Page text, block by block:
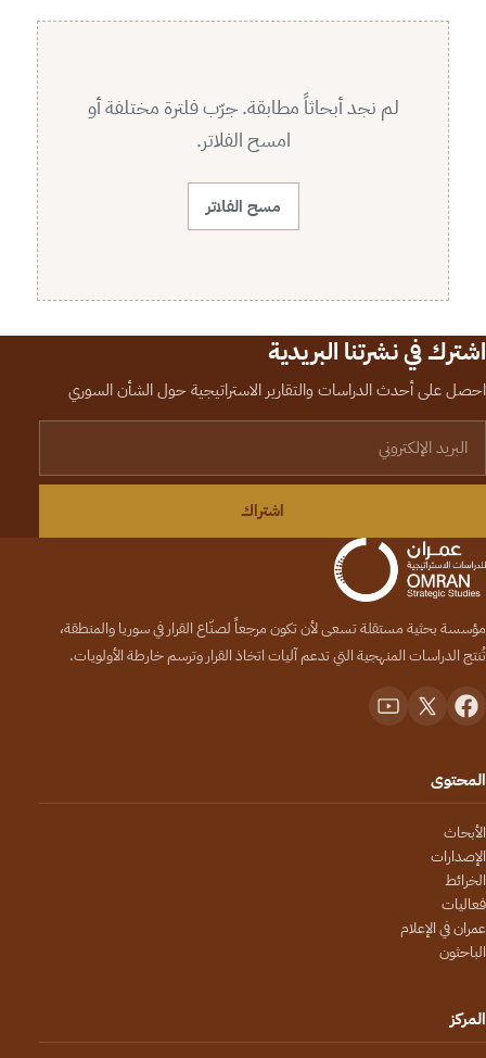
لم نجد أبحاثاً مطابقة. جرّب فلترة مختلفة أو
امسح الفلاتر.
مسح الفلاتر
اشترك في نشرتنا البريدية
احصل على أحدث الدراسات والتقارير الاستراتيجية حول الشأن السوري
اشتراك
مؤسسة بحثية مستقلة تسعى لأن تكون مرجعاً لصنّاع القرار في سوريا والمنطقة،
تُنتج الدراسات المنهجية التي تدعم آليات اتخاذ القرار وترسم خارطة الأولويات.
المحتوى
الأبحاث
الإصدارات
الخرائط
فعاليات
عمران في الإعلام
الباحثون
المركز